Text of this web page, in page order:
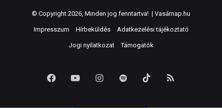
© Copyright 2026, Minden jog fenntartva! | Vasárnap.hu
Impresszum Hírbeküldés Adatkezelési tájékoztató
Jogi nyilatkozat Támogatók
FacebookYouTubeInstagram
Spotify TikTok